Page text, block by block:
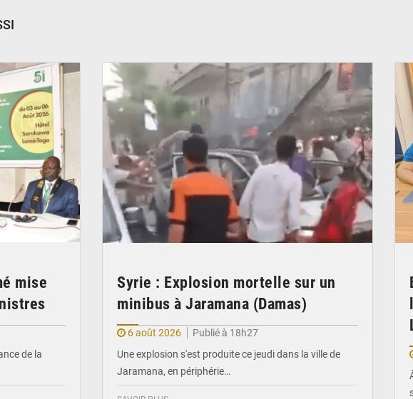
mise
de la
Syrie : Explosion mortelle sur un
minibus à Jaramana (Damas)
6 août 2026
Publié à 18h27
Une explosion s'est produite ce jeudi dans la ville de
Jaramana, en périphérie…